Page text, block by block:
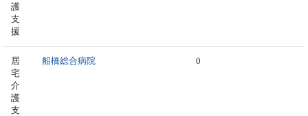
護
支
援
居
宅
介
護
支
船橋総合病院 0